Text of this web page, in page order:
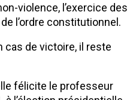
violence, l’exercice des
l’ordre constitutionnel.
cas de victoire, il reste
félicite le professeur